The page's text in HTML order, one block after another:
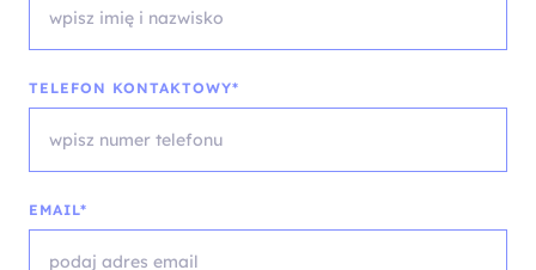
TELEFON KONTAKTOWY*
EMAIL*